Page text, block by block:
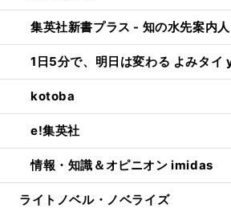
集英社新書プラス - 知の水先案内人
1日5分で、明日は変わる よみタ
kotoba
e!集英社
情報・知識＆オピニオン imidas
ライトノベル・ノベライズ